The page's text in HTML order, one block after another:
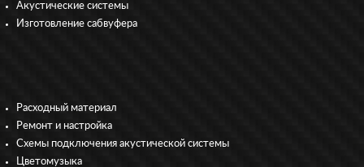
Акустические системы
Изготовление сабвуфера
Расходный материал
Ремонт и настройка
Схемы подключения акустической системы
Цветомузыка